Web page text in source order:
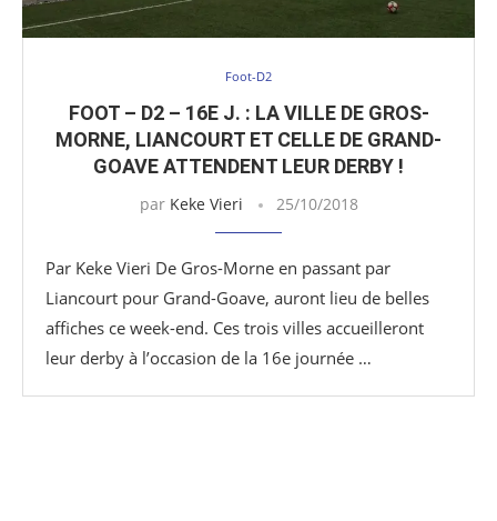
Foot-D2
FOOT – D2 – 16E J. : LA VILLE DE GROS-
MORNE, LIANCOURT ET CELLE DE GRAND-
GOAVE ATTENDENT LEUR DERBY !
par Keke Vieri 25/10/2018
Par Keke Vieri De Gros-Morne en passant par
Liancourt pour Grand-Goave, auront lieu de belles
affiches ce week-end. Ces trois villes accueilleront
leur derby à l’occasion de la 16e journée …